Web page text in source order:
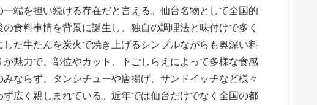
端を担い続ける存在だと言える。仙台名物として全国的
食料事情を背景に誕生し、独自の調理法と味付けで多く
た牛たんを炭火で焼き上げるシンプルながらも奥深い料
魅力で、部位やカット、下ごしらえによって多様な食感
ならず、タンシチューや唐揚げ、サンドイッチなど様々
広く親しまれている。近年では仙台だけでなく全国の都